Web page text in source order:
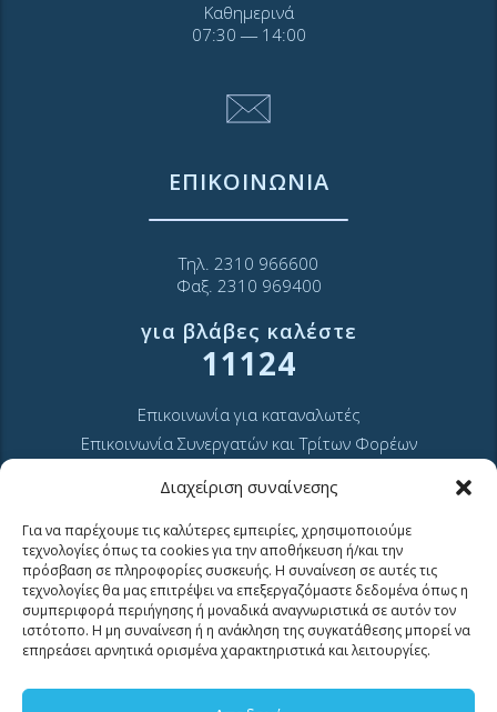
Διαχείριση συναίνεσης
Για να παρέχουμε τις καλύτερες εμπειρίες, χρησιμοποιούμε
τεχνολογίες όπως τα cookies για την αποθήκευση ή/και την
πρόσβαση σε πληροφορίες συσκευής. Η συναίνεση σε αυτές τις
τεχνολογίες θα μας επιτρέψει να επεξεργαζόμαστε δεδομένα όπως η
συμπεριφορά περιήγησης ή μοναδικά αναγνωριστικά σε αυτόν τον
ιστότοπο. Η μη συναίνεση ή η ανάκληση της συγκατάθεσης μπορεί να
επηρεάσει αρνητικά ορισμένα χαρακτηριστικά και λειτουργίες.
Καθημερινά
07:30 ― 14:00
ΕΠΙΚΟΙΝΩΝΙΑ
Τηλ. 2310 966600
Φαξ. 2310 969400
για βλάβες καλέστε
11124
Επικοινωνία για καταναλωτές
Επικοινωνία Συνεργατών και Τρίτων Φορέων
ΧΡΗΣΙΜΑ LINKS